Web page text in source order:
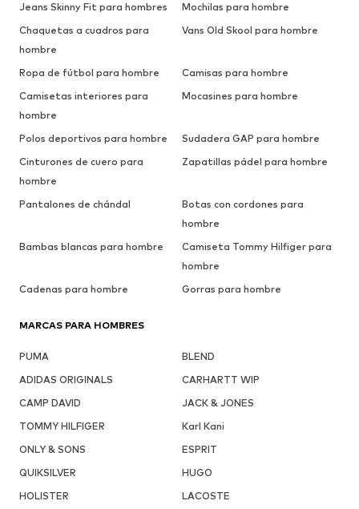
Jeans Skinny Fit para hombres
Mochilas para hombre
Chaquetas a cuadros para
hombre
Vans Old Skool para hombre
Ropa de fútbol para hombre
Camisas para hombre
Camisetas interiores para
hombre
Mocasines para hombre
Polos deportivos para hombre
Sudadera GAP para hombre
Cinturones de cuero para
hombre
Zapatillas pádel para hombre
Pantalones de chándal
Botas con cordones para
hombre
Bambas blancas para hombre
Camiseta Tommy Hilfiger para
hombre
Cadenas para hombre
Gorras para hombre
MARCAS PARA HOMBRES
PUMA
BLEND
ADIDAS ORIGINALS
CARHARTT WIP
CAMP DAVID
JACK & JONES
TOMMY HILFIGER
Karl Kani
ONLY & SONS
ESPRIT
QUIKSILVER
HUGO
HOLISTER
LACOSTE